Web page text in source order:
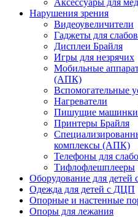
Аксессуары для
Нарушения зрения
Видеоувеличители
Гаджеты для
Дисплеи Брайля
Игры для незрячих
Мобильные
(АПК)
Вспомогательные
Нагреватели
Пишущие машинки
Принтеры Брайля
комплексы (АПК)
Телефоны для
Тифлофлешплееры
Оборудование для
Одежда для детей с ДЦП
Опорные и настенные
Опоры для лежания